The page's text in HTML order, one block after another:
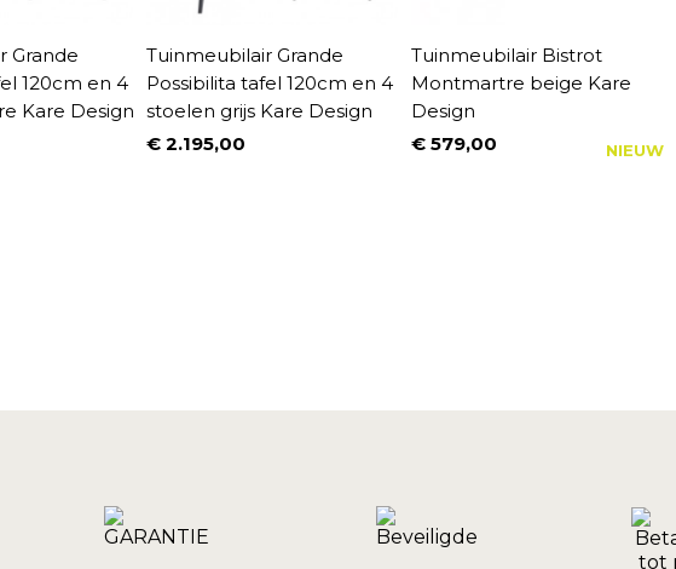
Grande
120cm en 4
Kare Design
Tuinmeubilair Grande
Possibilita tafel 120cm en 4
stoelen grijs Kare Design
Prijs
€ 2.195,00
Tuinmeubilair Bistrot
Montmartre beige Kare
Design
Prijs
€ 579,00 NIEUW